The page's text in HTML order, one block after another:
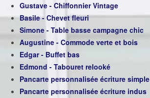
Gustave - Chiffonnier Vintage
Basile - Chevet fleuri
Simone - Table basse campagne chic
Augustine - Commode verte et bois
Edgar - Buffet bas
Edmond - Tabouret relooké
Pancarte personnalisée écriture simple
Pancarte personnalisée écriture indus